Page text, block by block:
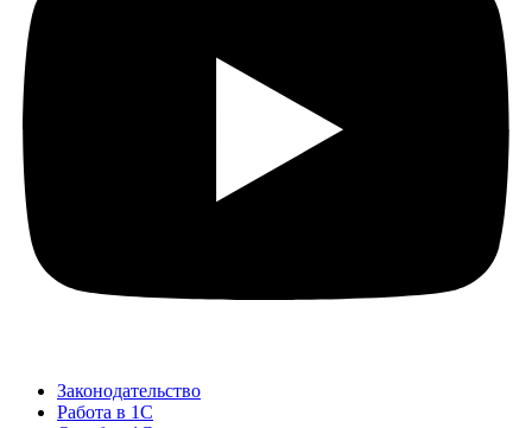
Законодательство
Работа в 1С